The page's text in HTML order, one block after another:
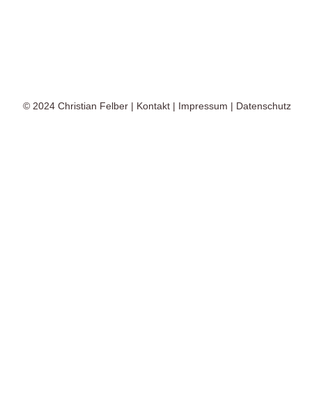
© 2024 Christian Felber | Kontakt | Impressum | Datenschutz